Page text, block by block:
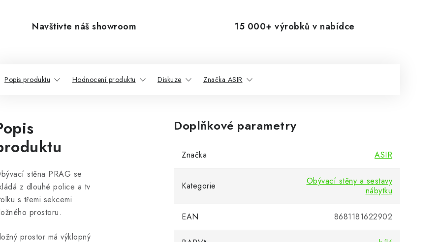
Navštivte náš showroom 15 000+ výrobků v nabídce
Popis produktu Hodnocení produktu Diskuze Značka ASIR
stěna PRAG se
z dlouhé police a tv
s třemi sekcemi
prostoru.
prostor má výklopný
Doplňkové parametry
Značka ASIR
Kategorie
Obývací stěny a sestavy
nábytku
EAN 8681181622902